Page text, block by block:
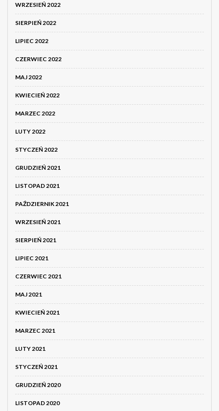
WRZESIEŃ 2022
SIERPIEŃ 2022
LIPIEC 2022
CZERWIEC 2022
MAJ 2022
KWIECIEŃ 2022
MARZEC 2022
LUTY 2022
STYCZEŃ 2022
GRUDZIEŃ 2021
LISTOPAD 2021
PAŹDZIERNIK 2021
WRZESIEŃ 2021
SIERPIEŃ 2021
LIPIEC 2021
CZERWIEC 2021
MAJ 2021
KWIECIEŃ 2021
MARZEC 2021
LUTY 2021
STYCZEŃ 2021
GRUDZIEŃ 2020
LISTOPAD 2020